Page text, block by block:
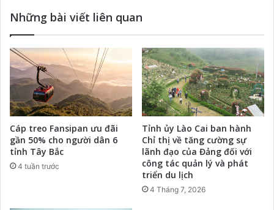
Những bài viết liên quan
Cáp treo Fansipan ưu đãi
gần 50% cho người dân 6
tỉnh Tây Bắc
4 tuần trước
Tỉnh ủy Lào Cai ban hành
Chỉ thị về tăng cường sự
lãnh đạo của Đảng đối với
công tác quản lý và phát
triển du lịch
4 Tháng 7, 2026